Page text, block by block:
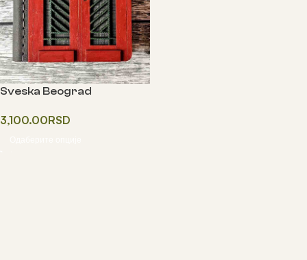
Sveska Beograd
3,100.00RSD